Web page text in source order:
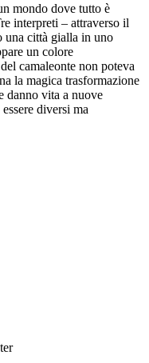
mondo dove tutto è
interpreti – attraverso il
una città gialla in uno
un colore
camaleonte non poteva
la magica trasformazione
danno vita a nuove
diversi ma